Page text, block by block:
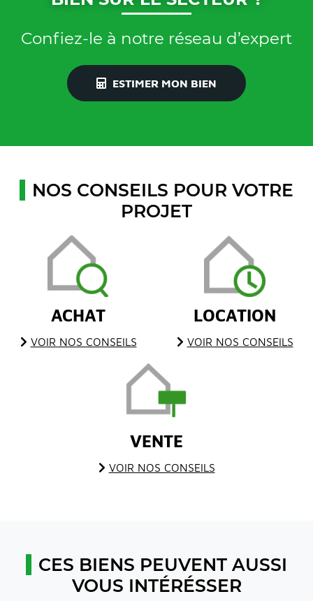
Confiez-le à notre réseau d’expert
ESTIMER MON BIEN
NOS CONSEILS POUR VOTRE
PROJET
ACHAT
VOIR NOS CONSEILS
LOCATION
VOIR NOS CONSEILS
VENTE
VOIR NOS CONSEILS
CES BIENS PEUVENT AUSSI
VOUS INTÉRÉSSER